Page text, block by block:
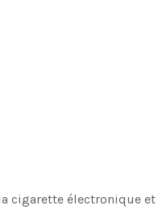
cigarette